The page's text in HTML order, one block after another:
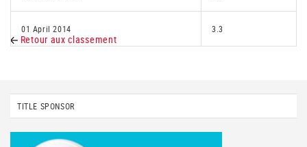
01 April 2014 3.3
Retour aux classement
TITLE SPONSOR